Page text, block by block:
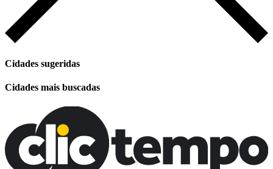
Cidades sugeridas
Cidades mais buscadas